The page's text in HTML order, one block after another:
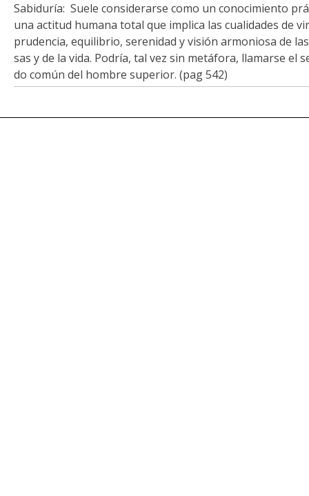
Sabiduría: Suele considerarse como un conocimiento
una actitud humana total que implica las cualidades de
prudencia, equilibrio, serenidad y visión armoniosa de
sas y de la vida. Podría, tal vez sin metáfora, llamarse el
do común del hombre superior. (pag 542)